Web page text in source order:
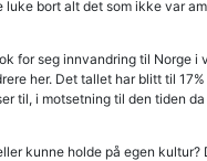
luke bort alt det som ikke var
for seg innvandring til Norge i
her. Det tallet har blitt til
til, i motsetning til den tiden
kunne holde på egen kultur?